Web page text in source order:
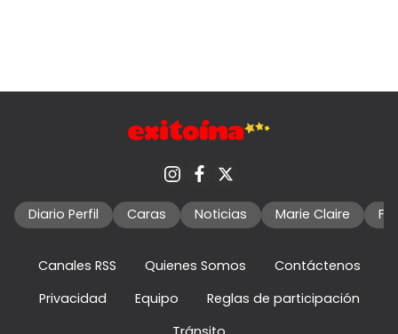
Diario Perfil Caras Noticias Marie Claire
Canales RSS Quienes Somos
Contáctenos
Privacidad
Equipo
Reglas de participación